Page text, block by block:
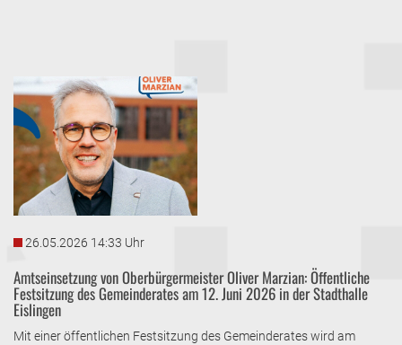
26.05.2026 14:33 Uhr
Amtseinsetzung von Oberbürgermeister Oliver Marzian: Öffentliche
Festsitzung des Gemeinderates am 12. Juni 2026 in der Stadthalle
Eislingen
Mit einer öffentlichen Festsitzung des Gemeinderates wird am